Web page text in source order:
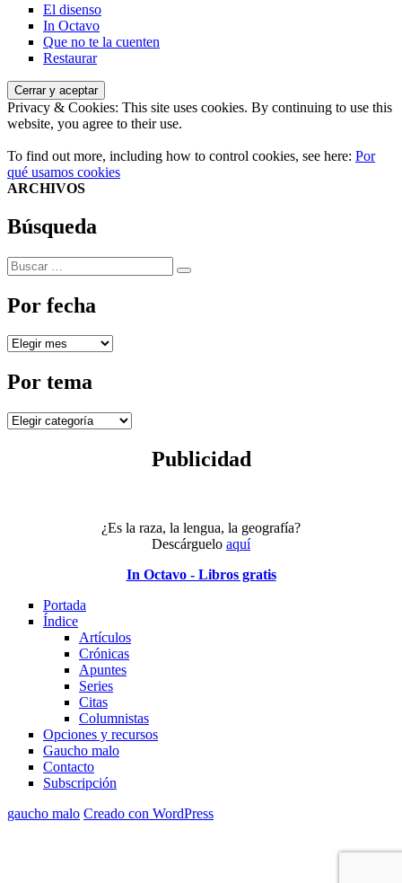
El disenso
In Octavo
Que no te la cuenten
Restaurar
Privacy & Cookies: This site uses cookies. By continuing to use this
website, you agree to their use.
To find out more, including how to control cookies, see here: Por
qué usamos cookies
ARCHIVOS
Búsqueda
Buscar
por:
Buscar
Por fecha
Por
Por tema
Por
Publicidad
¿Es la raza, la lengua, la geografía?
Descárguelo aquí
In Octavo - Libros gratis
Portada
Índice
Artículos
Crónicas
Apuntes
Series
Citas
Columnistas
Opciones y recursos
Gaucho malo
Contacto
Subscripción
gaucho malo Creado con WordPress